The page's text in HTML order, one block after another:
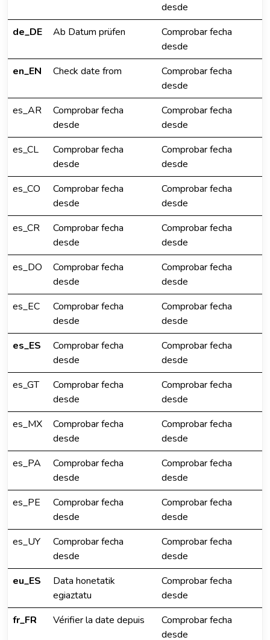
desde
de_DE
Ab Datum prüfen
Comprobar fecha
desde
en_EN
Check date from
Comprobar fecha
desde
es_AR
Comprobar fecha
desde
Comprobar fecha
desde
es_CL
Comprobar fecha
desde
Comprobar fecha
desde
es_CO
Comprobar fecha
desde
Comprobar fecha
desde
es_CR
Comprobar fecha
desde
Comprobar fecha
desde
es_DO
Comprobar fecha
desde
Comprobar fecha
desde
es_EC
Comprobar fecha
desde
Comprobar fecha
desde
es_ES
Comprobar fecha
desde
Comprobar fecha
desde
es_GT
Comprobar fecha
desde
Comprobar fecha
desde
es_MX
Comprobar fecha
desde
Comprobar fecha
desde
es_PA
Comprobar fecha
desde
Comprobar fecha
desde
es_PE
Comprobar fecha
desde
Comprobar fecha
desde
es_UY
Comprobar fecha
desde
Comprobar fecha
desde
eu_ES
Data honetatik
egiaztatu
Comprobar fecha
desde
fr_FR
Vérifier la date depuis
Comprobar fecha
desde